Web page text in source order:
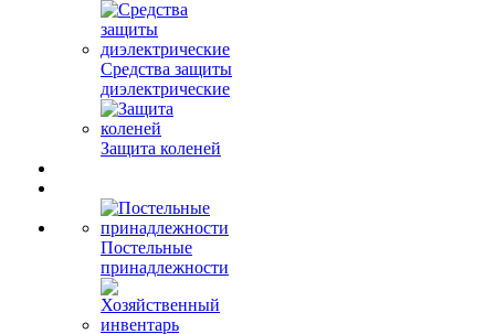
Средства защиты
диэлектрические
Защита коленей
Постельные
принадлежности